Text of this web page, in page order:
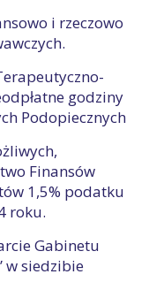
i rzeczowo
godziny
Podopiecznych
Finansów
1,5% podatku
roku.
Gabinetu
w siedzibie